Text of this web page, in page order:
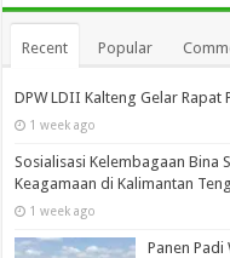
Recent Popular
DPW LDII Kalteng Gelar
1 week ago
Sosialisasi Kelembagaan Bina
Keagamaan di Kalimantan
1 week ago
Panen